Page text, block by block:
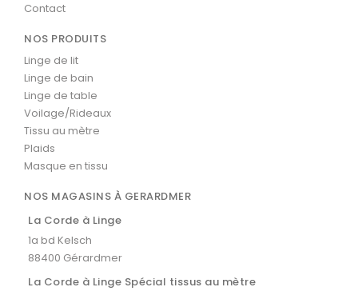
Contact
NOS PRODUITS
Linge de lit
Linge de bain
Linge de table
Voilage/Rideaux
Tissu au mètre
Plaids
Masque en tissu
NOS MAGASINS À GERARDMER
La Corde à Linge
1a bd Kelsch
88400 Gérardmer
La Corde à Linge Spécial tissus au mètre